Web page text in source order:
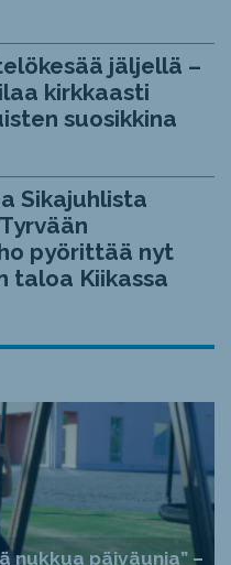
jäljellä –
kirkkaasti
suosikkina
Sikajuhlista
pyörittää nyt
taloa Kiikassa
nukkua päiväunia” –